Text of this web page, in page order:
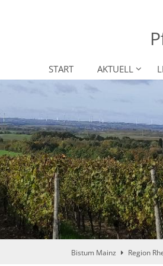
START AKTUELL
Bistum Mainz Region